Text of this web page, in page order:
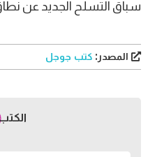
سباق التسلح الجديد عن
المصدر: كتب جوجل